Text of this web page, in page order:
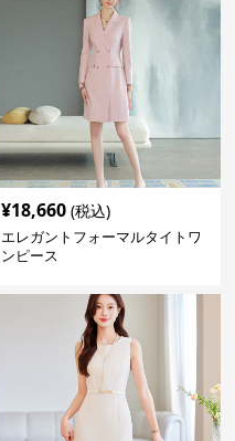
¥18,660 (税込)
エレガントフォーマルタイトワ
ンピース